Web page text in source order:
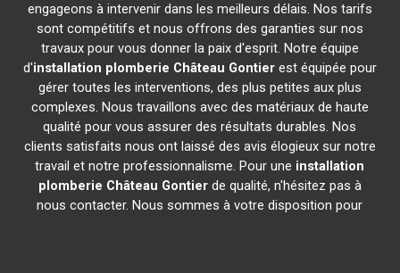
engageons à intervenir dans les meilleurs délais. Nos tarifs
sont compétitifs et nous offrons des garanties sur nos
travaux pour vous donner la paix d'esprit. Notre équipe
d'installation plomberie Château Gontierest équipée pour
gérer toutes les interventions, des plus petites aux plus
complexes. Nous travaillons avec des matériaux de haute
qualité pour vous assurer des résultats durables. Nos
clients satisfaits nous ont laissé des avis élogieux sur notre
travail et notre professionnalisme. Pour une installation
plomberie Château Gontierde qualité, n'hésitez pas à
nous contacter. Nous sommes à votre disposition pour